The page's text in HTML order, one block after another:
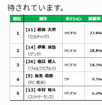
待されています。